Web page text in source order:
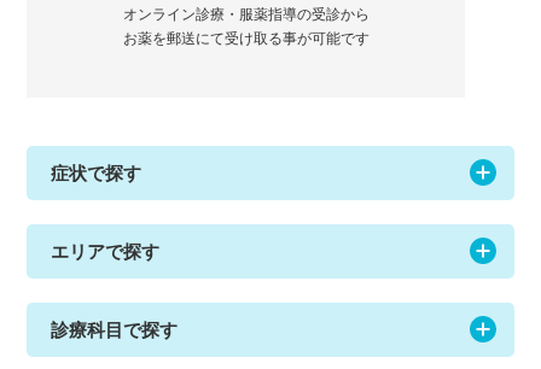
オンライン診療・服薬指導の受診から
お薬を郵送にて受け取る事が可能です
症状で探す
エリアで探す
診療科目で探す